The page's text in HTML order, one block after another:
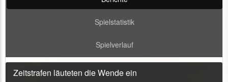
Spielstatistik
Spielverlauf
Zeitstrafen läuteten die Wende ein